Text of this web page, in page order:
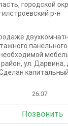
, городской
р-н
ул.
26.07
Позвонить